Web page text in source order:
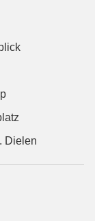
Dielen